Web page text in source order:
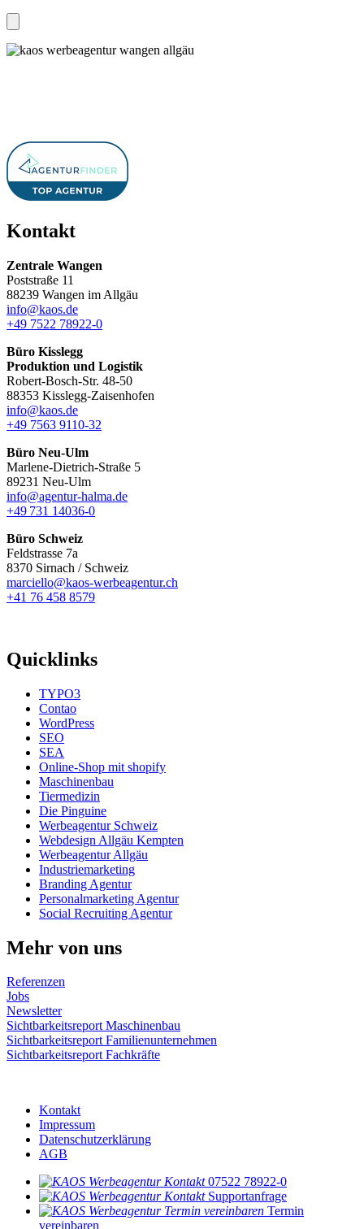
Kontakt
Zentrale Wangen
Poststraße 11
88239 Wangen im Allgäu
info@kaos.de
+49 7522 78922-0
Büro Kisslegg
Produktion und Logistik
Robert-Bosch-Str. 48-50
88353 Kisslegg-Zaisenhofen
info@kaos.de
+49 7563 9110-32
Büro Neu-Ulm
Marlene-Dietrich-Straße 5
89231 Neu-Ulm
info@agentur-halma.de
+49 731 14036-0
Büro Schweiz
Feldstrasse 7a
8370 Sirnach / Schweiz
marciello@kaos-werbeagentur.ch
+41 76 458 8579
Quicklinks
TYPO3
Contao
WordPress
SEO
SEA
Online-Shop mit shopify
Maschinenbau
Tiermedizin
Die Pinguine
Werbeagentur Schweiz
Webdesign Allgäu Kempten
Werbeagentur Allgäu
Industriemarketing
Branding Agentur
Personalmarketing Agentur
Social Recruiting Agentur
Mehr von uns
Referenzen
Jobs
Newsletter
Sichtbarkeitsreport Maschinenbau
Sichtbarkeitsreport Familienunternehmen
Sichtbarkeitsreport Fachkräfte
Kontakt
Impressum
Datenschutzerklärung
AGB
07522 78922-0
Supportanfrage
Termin
vereinbaren